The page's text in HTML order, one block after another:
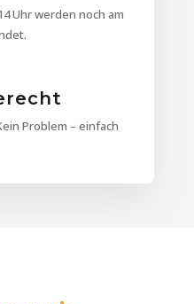
Uhr werden noch am
Problem – einfach